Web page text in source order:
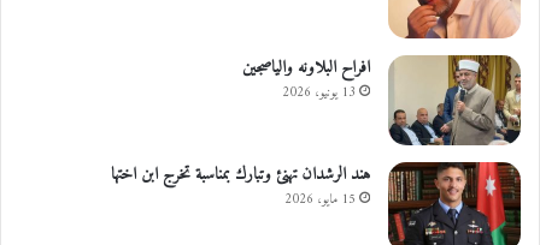
افراح البلاونه والياصجين
13 يونيو، 2026
هند الرشدان تهنئ وتبارك بمناسبة تخرج ابن اختها
15 مايو، 2026